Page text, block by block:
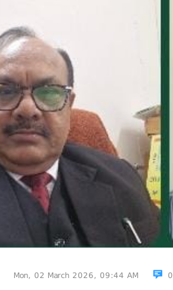
Mon, 02 March 2026, 09:44 AM 0